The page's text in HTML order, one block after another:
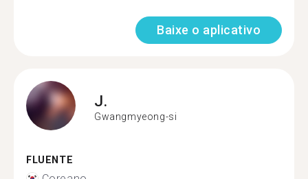
Baixe o aplicativo
J.
Gwangmyeong-si
FLUENTE